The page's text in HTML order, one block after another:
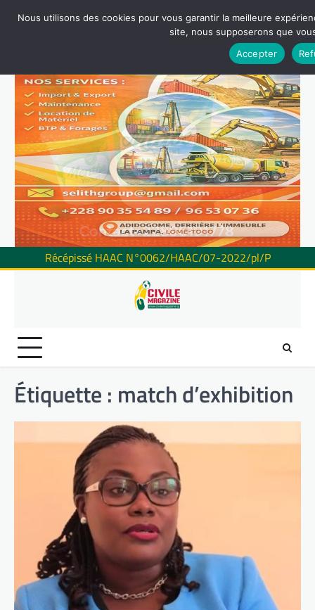
Récépissé HAAC N°0062/HAAC/07-2022/pl/P
Étiquette : match d’exhibition
Nous utilisons des cookies pour vous garantir la meilleure
site, nous supposerons que
Accepter